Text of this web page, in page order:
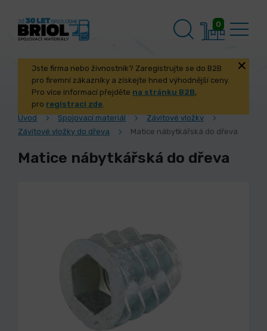
0
Jste firma nebo živnostník? Zaregistrujte se do B2B
pro firemní zákazníky a získejte hned výhodnější ceny.
Pro více informací přejděte na stránku B2B,
pro registraci zde.
Úvod
Spojovací materiál
Závitové vložky
Závitové vložky do dřeva
Matice nábytkářská do dřeva
Matice nábytkářská do dřeva